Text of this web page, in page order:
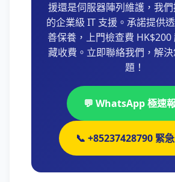
援還是伺服器陣列維護，我
的企業級 IT 支援。承諾提供
善保養，上門檢查費 HK$200
藏收費。立即聯絡我們，解
題！
💬 WhatsApp 極速
📞 +85237428790 緊